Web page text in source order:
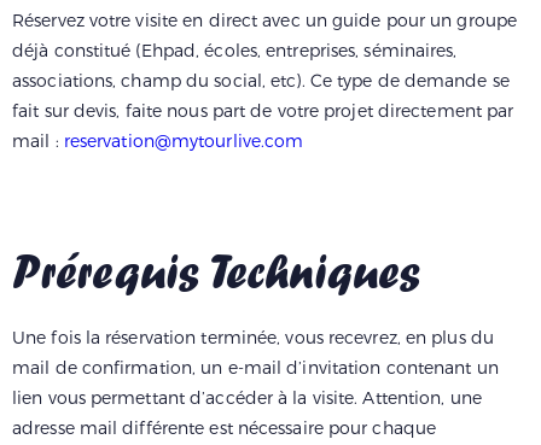
Réservez votre visite en direct avec un guide pour un groupe
déjà constitué (Ehpad, écoles, entreprises, séminaires,
associations, champ du social, etc). Ce type de demande se
fait sur devis, faite nous part de votre projet directement par
mail : reservation@mytourlive.com
Prérequis Techniques
Une fois la réservation terminée, vous recevrez, en plus du
mail de confirmation, un e-mail d’invitation contenant un
lien vous permettant d’accéder à la visite. Attention, une
adresse mail différente est nécessaire pour chaque